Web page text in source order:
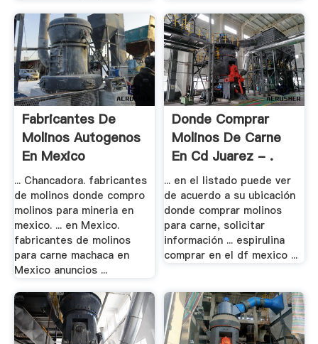
Fabricantes De
Molinos Autogenos
En Mexico
... Chancadora. fabricantes
de molinos donde compro
molinos para mineria en
mexico. ... en Mexico.
fabricantes de molinos
para carne machaca en
Mexico anuncios ...
Donde Comprar
Molinos De Carne
En Cd Juarez - .
... en el listado puede ver
de acuerdo a su ubicación
donde comprar molinos
para carne, solicitar
información ... espirulina
comprar en el df mexico ...